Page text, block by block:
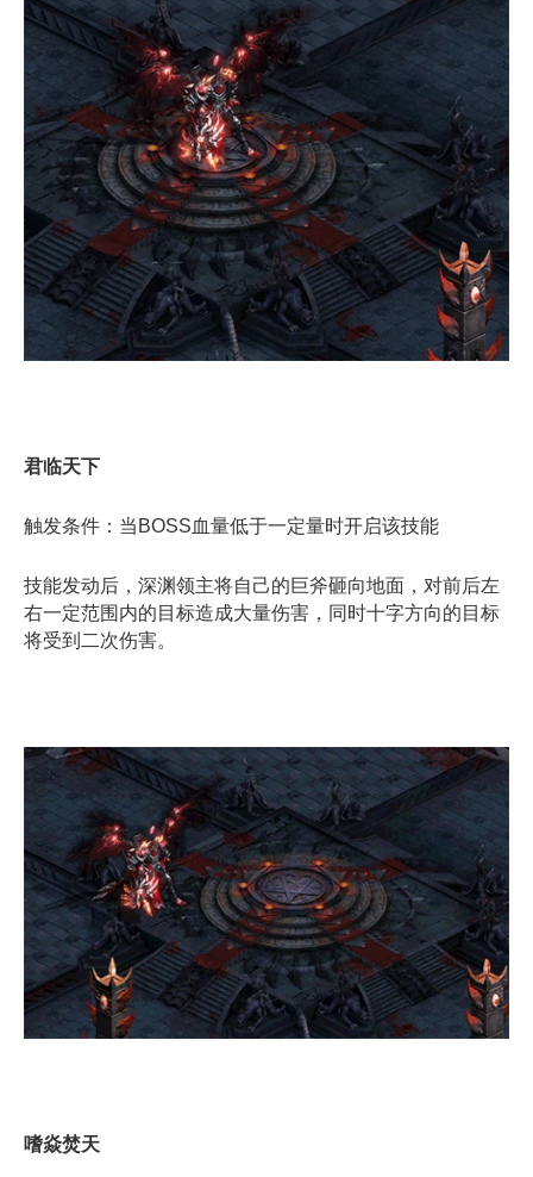
君临天下
触发条件：当BOSS血量低于一定量时开启该技能
技能发动后，深渊领主将自己的巨斧砸向地面，对前后左
右一定范围内的目标造成大量伤害，同时十字方向的目标
将受到二次伤害。
嗜焱焚天